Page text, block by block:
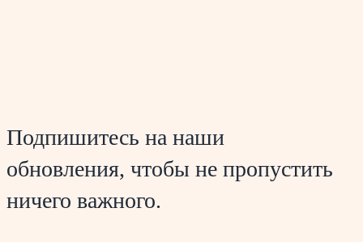
Подпишитесь на наши
обновления, чтобы не пропустить
ничего важного.